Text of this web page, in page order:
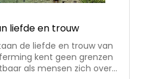
liefde en trouw
de liefde en trouw van
kent geen grenzen
als mensen zich over